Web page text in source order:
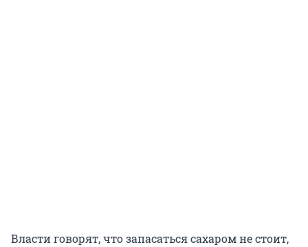
Власти говорят, что запасаться сахаром не стоит,